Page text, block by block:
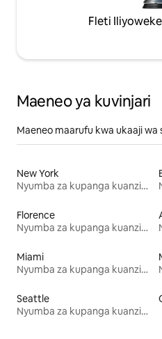
Fleti
Maeneo ya kuvinjari
Maeneo maarufu kwa ukaaji wa
New York
Nyumba za kupanga kuanzia mwezi mmoja
Florence
Nyumba za kupanga kuanzia mwezi mmoja
Miami
Nyumba za kupanga kuanzia mwezi mmoja
Seattle
Nyumba za kupanga kuanzia mwezi mmoja